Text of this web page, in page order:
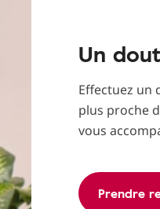
Un
Effectuez un
plus proche
vous
Prendre